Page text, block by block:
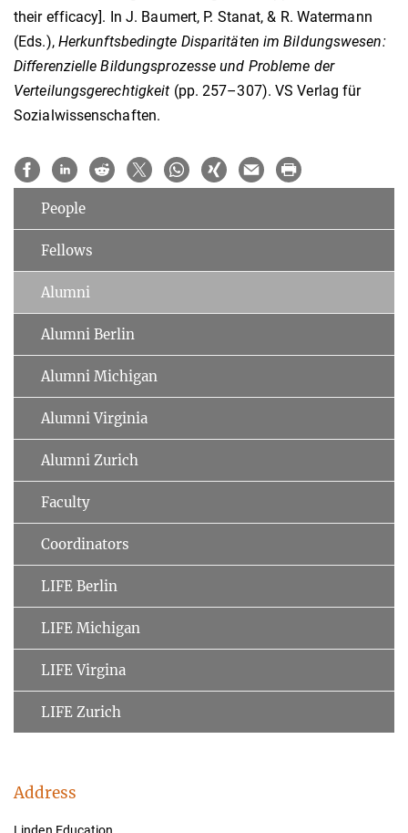
their efficacy]. In J. Baumert, P. Stanat, & R. Watermann
(Eds.), Herkunftsbedingte Disparitäten im Bildungswesen:
Differenzielle Bildungsprozesse und Probleme der
Verteilungsgerechtigkeit (pp. 257–307). VS Verlag für
Sozialwissenschaften.
People
Fellows
Alumni
Alumni Berlin
Alumni Michigan
Alumni Virginia
Alumni Zurich
Faculty
Coordinators
LIFE Berlin
LIFE Michigan
LIFE Virgina
LIFE Zurich
Address